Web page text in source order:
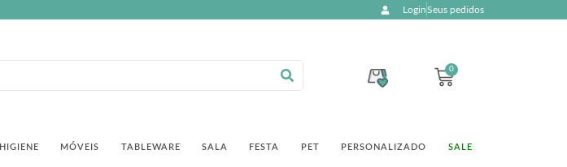
LoginSeus pedidos
0
HIGIENE MÓVEIS TABLEWARE SALA FESTA PET PERSONALIZADO SALE